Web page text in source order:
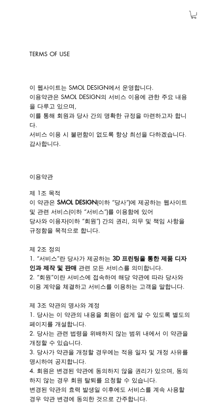
TERMS OF USE
이 웹사이트는 SMOL DESIGN에서 운영합니다.
이용약관은 SMOL DESIGN의 서비스 이용에 관한 주요 내용
을 다루고 있으며,
이를 통해 회원과 당사 간의 명확한 규정을 마련하고자 합니
다.
서비스 이용 시 불편함이 없도록 항상 최선을 다하겠습니다.
감사합니다.
이용약관
제 1조 목적
이 약관은SMOL DESIGN(이하 “당사”)에 제공하는 웹사이트
및 관련 서비스(이하 “서비스”)를 이용함에 있어
당사와 이용자(이하 “회원”) 간의 권리, 의무 및 책임 사항을
규정함을 목적으로 합니다.
제 2조 정의
1. “서비스”란 당사가 제공하는3D 프린팅을 통한 제품 디자
인과 제작 및 판매 관련 모든 서비스를 의미합니다.
2. “회원”이란 서비스에 접속하여 해당 약관에 따라 당사와
이용 계약을 체결하고 서비스를 이용하는 고객을 말합니다.
제 3조 약관의 명사와 계정
1. 당사는 이 약관의 내용을 회원이 쉽게 알 수 있도록 별도의
페이지를 개설합니다.
2. 당사는 관련 법령을 위배하지 않는 범위 내에서 이 약관을
개정할 수 있습니다.
3. 당사가 약관을 개정할 경우에는 적용 일자 및 개정 사유를
명시하여 공지합니다.
4. 회원은 변경된 약관에 동의하지 않을 권리가 있으며, 동의
하지 않는 경우 회원 탈퇴를 요청할 수 있습니다.
변경된 약관의 효력 발생일 이후에도 서비스를 계속 사용할
경우 약관 변경에 동의한 것으로 간주합니다.